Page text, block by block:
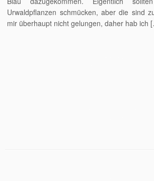
Urwaldpflanzen schmücken, aber die sind
mir überhaupt nicht gelungen, daher hab ich